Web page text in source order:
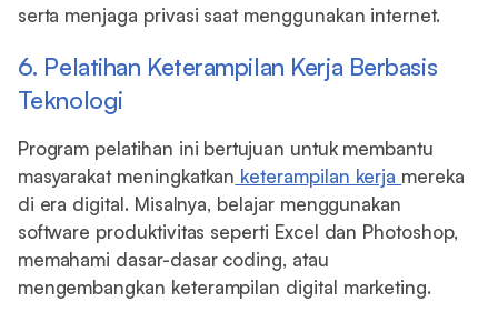
serta menjaga privasi saat menggunakan internet.
6. Pelatihan Keterampilan Kerja Berbasis
Teknologi
Program pelatihan ini bertujuan untuk membantu
masyarakat meningkatkan keterampilan kerja mereka
di era digital. Misalnya, belajar menggunakan
software produktivitas seperti Excel dan Photoshop,
memahami dasar-dasar coding, atau
mengembangkan keterampilan digital marketing.